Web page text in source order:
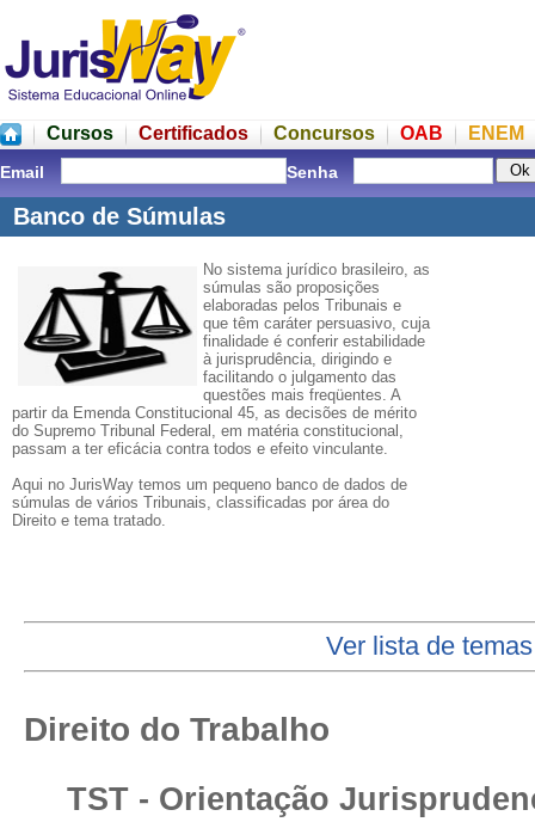
Cursos Certificados Concursos OAB ENEM
Email Senha
Banco de Súmulas
No sistema jurídico brasileiro, as
súmulas são proposições
elaboradas pelos Tribunais e
que têm caráter persuasivo, cuja
finalidade é conferir estabilidade
à jurisprudência, dirigindo e
facilitando o julgamento das
questões mais freqüentes. A
partir da Emenda Constitucional 45, as decisões de mérito
do Supremo Tribunal Federal, em matéria constitucional,
passam a ter eficácia contra todos e efeito vinculante.
Aqui no JurisWay temos um pequeno banco de dados de
súmulas de vários Tribunais, classificadas por área do
Direito e tema tratado.
Ver lista de temas
Direito do Trabalho
TST - Orientação